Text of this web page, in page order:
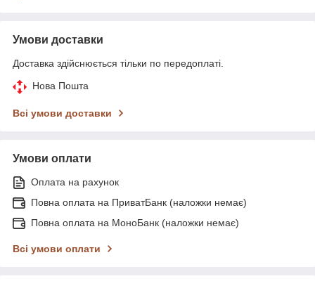
Умови доставки
Доставка здійснюється тільки по передоплаті.
Нова Пошта
Всі умови доставки
Умови оплати
Оплата на рахунок
Повна оплата на ПриватБанк (наложки немає)
Повна оплата на МоноБанк (наложки немає)
Всі умови оплати